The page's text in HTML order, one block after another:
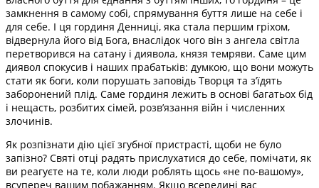
замкнення в самому собі, спрямування буття лише на себе і
для себе. І ця гординя Денниці, яка стала першим гріхом,
відвернула його від Бога, внаслідок чого він з ангела світла
перетворився на сатану і диявола, князя темряви. Саме цим
диявол спокусив і наших прабатьків: думкою, що вони можуть
стати як боги, коли порушать заповідь Творця та з’їдять
заборонений плід. Саме гординя лежить в основі багатьох бід
і нещасть, розбитих сімей, розв’язання війн і численних
злочинів.
Як розпізнати дію цієї згубної пристрасті, щоби не було
запізно? Святі отці радять прислухатися до себе, помічати, як
ви реагуєте на те, коли люди роблять щось «не по-вашому»,
всупереч вашим побажанням. Якщо всередині вас